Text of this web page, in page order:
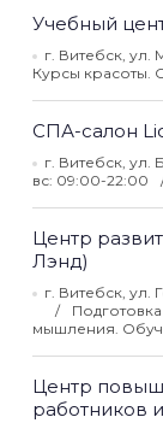
Учебный
г. Витебск, ул.
Курсы красоты.
СПА-салон
г. Витебск,
вс: 09:00-22:00
Центр
Лэнд)
г. Витебск, ул.
мышления.
Центр
работников